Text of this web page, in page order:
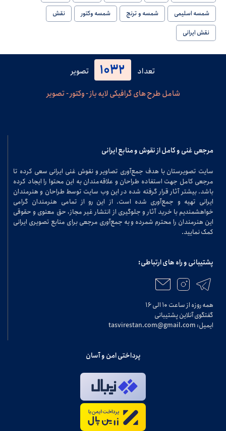
شمسه اسلیمی
شمسه و ترنج شمسه وکتور
نقش
نقش ایرانی
تعداد 1032
تصویر
شامل طرح های گرافیکی لایه باز - وکتور - تصویر
مرجعی غنی و کامل از نقوش و منابع ایرانی
سایت تصویرستان با هدف جمع‌آوری تصاویر و نقوش غنی ایرانی سعی کرده تا
مرجعی کامل جهت استفاده طراحان و علاقه‌مندان به این محتوا را ایجاد کرده
باشد. بیشتر آثار قرار گرفته شده در این وب سایت توسط طراحان و هنرمندان
ایرانی تهیه و جمع‌آوری شده است. از این رو از تمامی هنرمندان گرامی
خواهشمندیم با خرید آثار و جلوگیری از انتشار غیر مجاز، حق معنوی و حقوقی
این هنرمندان را محترم شمرده و به جمع‌آوری مرجعی برای منابع تصویری ایرانی
کمک نمایید.
پشتیبانی و راه های ارتباطی:
همه روزه از ساعت ۱۰ الی ۱۶
گفتگوی آنلاین پشتیبانی
ایمیل: tasvirestan.com@gmail.com
پرداختی امن و آسان